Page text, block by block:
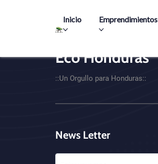
Inicio Emprendimientos
CTA - Footer
Eco Honduras
::Un Orgullo para Honduras::
News Letter